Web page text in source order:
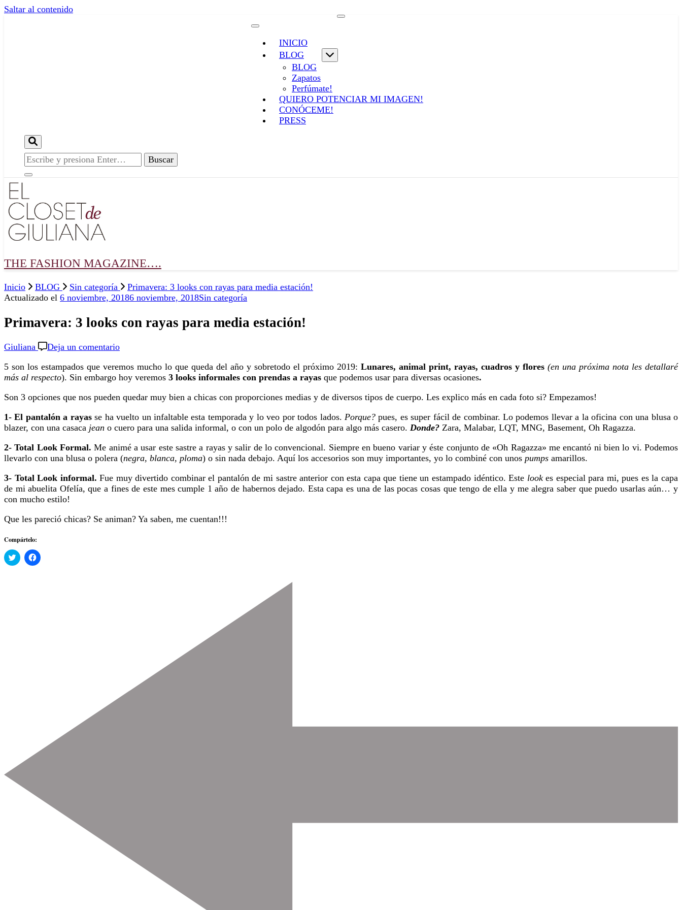
Saltar al contenido
INICIO
BLOG
BLOG
Zapatos
Perfúmate!
QUIERO POTENCIAR MI IMAGEN!
CONÓCEME!
PRESS
¿Buscas
algo?
THE FASHION MAGAZINE….
Inicio BLOG Sin categoría
Primavera: 3 looks con rayas para media estación!
Actualizado el 6 noviembre, 20186 noviembre, 2018Sin categoría
Primavera: 3 looks con rayas para media estación!
Giuliana Deja un comentarioen
3
looks
rayas
media
estación!
5 son los estampados que veremos mucho lo que queda del año y sobretodo el próximo 2019: Lunares, animal print, rayas, cuadros y flores (en una próxima nota les detallaré
más al respecto). Sin embargo hoy veremos 3 looks informales con prendas a rayas que podemos usar para diversas ocasiones.
Son 3 opciones que nos pueden quedar muy bien a chicas con proporciones medias y de diversos tipos de cuerpo. Les explico más en cada foto si? Empezamos!
1- El pantalón a rayasse ha vuelto un infaltable esta temporada y lo veo por todos lados. Porque?pues, es super fácil de combinar. Lo podemos llevar a la oficina con una blusa o
blazer, con una casaca jean o cuero para una salida informal, o con un polo de algodón para algo más casero. Donde? Zara, Malabar, LQT, MNG, Basement, Oh Ragazza.
2- Total Look Formal.Me animé a usar este sastre a rayas y salir de lo convencional. Siempre en bueno variar y éste conjunto de «Oh Ragazza» me encantó ni bien lo vi. Podemos
llevarlo con una blusa o polera (negra, blanca, ploma) o sin nada debajo. Aquí los accesorios son muy importantes, yo lo combiné con unos pumps amarillos.
3- Total Look informal.Fue muy divertido combinar el pantalón de mi sastre anterior con esta capa que tiene un estampado idéntico. Este lookes especial para mi, pues es la capa
de mi abuelita Ofelía, que a fines de este mes cumple 1 año de habernos dejado. Esta capa es una de las pocas cosas que tengo de ella y me alegra saber que puedo usarlas aún… y
con mucho estilo!
Que les pareció chicas? Se animan? Ya saben, me cuentan!!!
Compártelo:
Haz
clic
Haz
clic